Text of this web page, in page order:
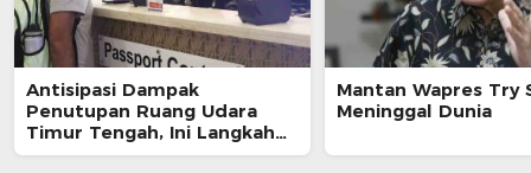
Antisipasi Dampak
Penutupan Ruang Udara
Timur Tengah, Ini Langkah
Ditjen Imigrasi
Mantan Wapres Try
Meninggal Dunia